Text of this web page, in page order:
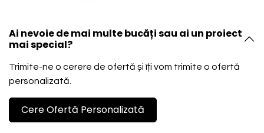
Ai nevoie de mai multe bucăți sau ai un proiect
mai special?
Trimite-ne o cerere de ofertă și îți vom trimite o ofertă
personalizată.
Cere Ofertă Personalizată